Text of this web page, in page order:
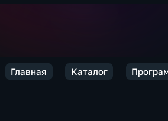
Главная Каталог